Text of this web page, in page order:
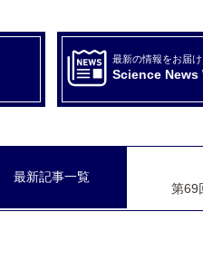
最新の情報をお届
Science News
最新記事一覧
第69